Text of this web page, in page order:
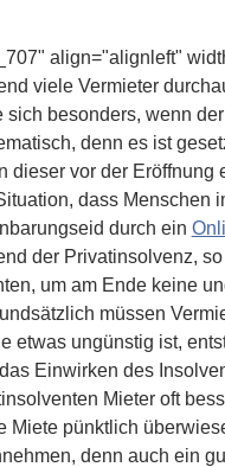
align="alignleft"
viele Vermieter
besonders, wenn
denn es ist
vor der
dass
durch ein
der Privatinsolvenz,
um am Ende keine
müssen
etwas ungünstig ist,
Einwirken des
Mieter oft
Miete pünktlich
denn auch ein